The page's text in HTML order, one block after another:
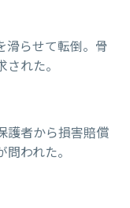
滑らせて転倒。骨
れた。
護者から損害賠償
われた。